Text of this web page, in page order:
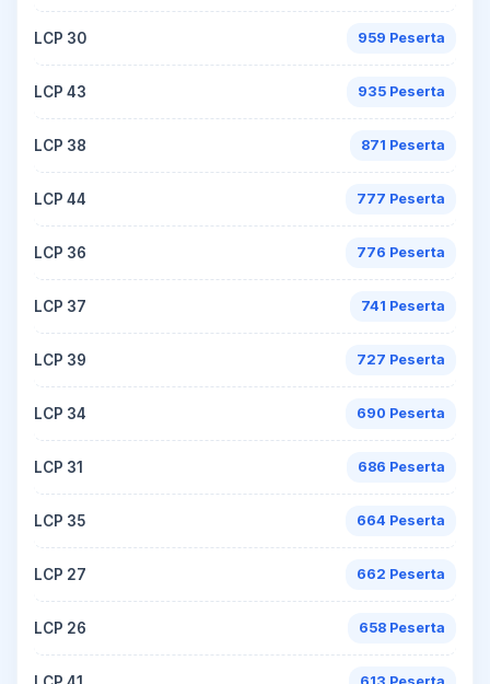
LCP 30 959 Peserta
LCP 43 935 Peserta
LCP 38 871 Peserta
LCP 44 777 Peserta
LCP 36 776 Peserta
LCP 37 741 Peserta
LCP 39 727 Peserta
LCP 34 690 Peserta
LCP 31 686 Peserta
LCP 35 664 Peserta
LCP 27 662 Peserta
LCP 26 658 Peserta